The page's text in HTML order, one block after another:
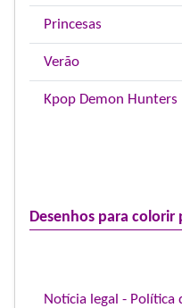
Princesas
Verão
Kpop Demon Hunters
Desenhos para colorir
Notícia legal - Política